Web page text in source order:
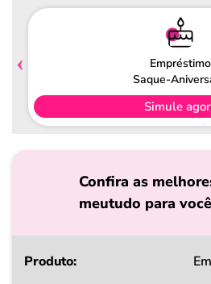
Empréstimo
Saque-
Simule
Confira as
meutudo para você
Produto